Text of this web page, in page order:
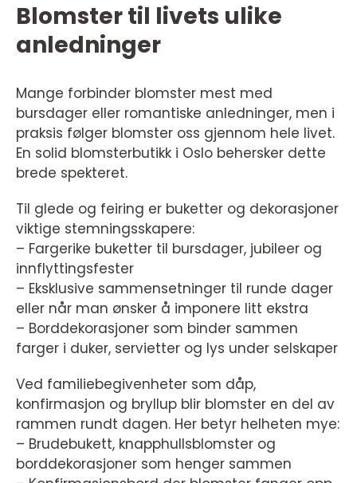
Blomster til livets ulike
anledninger
Mange forbinder blomster mest med
bursdager eller romantiske anledninger, men i
praksis følger blomster oss gjennom hele livet.
En solid blomsterbutikk i Oslo behersker dette
brede spekteret.
Til glede og feiring er buketter og dekorasjoner
viktige stemningsskapere:
– Fargerike buketter til bursdager, jubileer og
innflyttingsfester
– Eksklusive sammensetninger til runde dager
eller når man ønsker å imponere litt ekstra
– Borddekorasjoner som binder sammen
farger i duker, servietter og lys under selskaper
Ved familiebegivenheter som dåp,
konfirmasjon og bryllup blir blomster en del av
rammen rundt dagen. Her betyr helheten mye:
– Brudebukett, knapphullsblomster og
borddekorasjoner som henger sammen